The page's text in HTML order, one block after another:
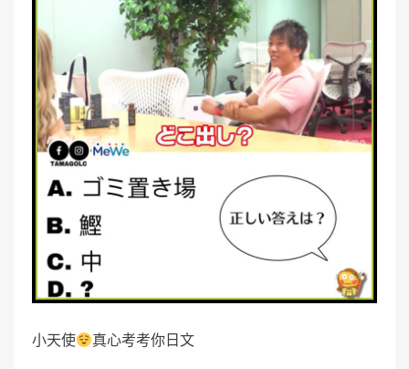
n
小天使
真心考考你日文